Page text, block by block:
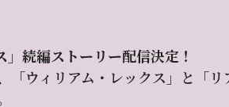
続編ストーリー配信決定！
ウィリアム・レックス」と「リ